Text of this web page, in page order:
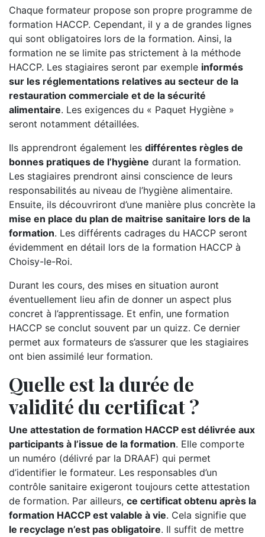
Chaque formateur propose son propre programme de
formation HACCP. Cependant, il y a de grandes lignes
qui sont obligatoires lors de la formation. Ainsi, la
formation ne se limite pas strictement à la méthode
HACCP. Les stagiaires seront par exemple informés
sur les réglementations relatives au secteur de la
restauration commerciale et de la sécurité
alimentaire. Les exigences du « Paquet Hygiène »
seront notamment détaillées.
Ils apprendront également les différentes règles de
bonnes pratiques de l’hygiène durant la formation.
Les stagiaires prendront ainsi conscience de leurs
responsabilités au niveau de l’hygiène alimentaire.
Ensuite, ils découvriront d’une manière plus concrète la
mise en place du plan de maitrise sanitaire lors de la
formation. Les différents cadrages du HACCP seront
évidemment en détail lors de la formation HACCP à
Choisy-le-Roi.
Durant les cours, des mises en situation auront
éventuellement lieu afin de donner un aspect plus
concret à l’apprentissage. Et enfin, une formation
HACCP se conclut souvent par un quizz. Ce dernier
permet aux formateurs de s’assurer que les stagiaires
ont bien assimilé leur formation.
Quelle est la durée de
validité du certificat ?
Une attestation de formation HACCP est délivrée aux
participants à l’issue de la formation. Elle comporte
un numéro (délivré par la DRAAF) qui permet
d’identifier le formateur. Les responsables d’un
contrôle sanitaire exigeront toujours cette attestation
de formation. Par ailleurs, ce certificat obtenu après la
formation HACCP est valable à vie. Cela signifie que
le recyclage n’est pas obligatoire. Il suffit de mettre